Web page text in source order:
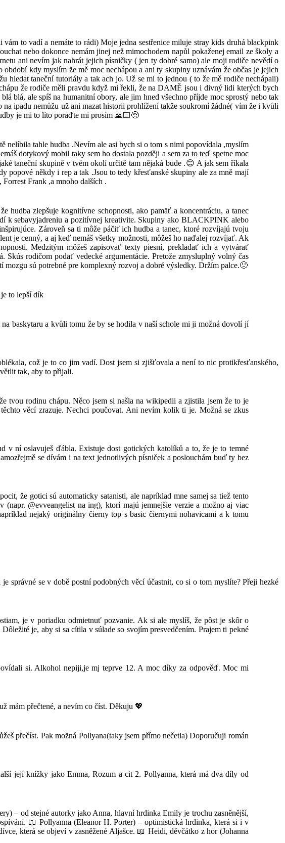
to vadí a nemáte to rádi) Moje jedna sestřenice miluje stray kids druhá blackpink
nebo dokonce nemám jinej než mimochodem napůl pokaženej email ze školy a
ani nevím jak nahrát jejich písničky ( jen ty dobré samo) ale moji rodiče nevědí o
kdy myslím že mě moc nechápou a ani ty skupiny uznávám že občas je jejich
hledat taneční tutoriály a tak ach jo. Už se mi to jednou ( to že mě rodiče nechápali)
že rodiče měli pravdu když mi řekli, že na DAMĚ jsou i divný lidi kterých bych
blá, ale spíš na humanitní obory, ale jim hned všechno příjde moc sprostý nebo tak
ipadu nemůžu už ani mazat historii prohlížení takže soukromí žádné( vím že i kvůli
je mi to líto poraďte mi prosím 🙏🏻🥺
nelíbila tahle hudba .Nevím ale asi bych si o tom s nimi popovídala ,myslím
dotykový mobil taky sem ho dostala později a sem za to teď spetne moc
taneční skupině v tvém okolí určitě tam nějaká bude .😊 A jak sem říkala
popové někdy i rep a tak .Jsou to tedy křesťanské skupiny ale za mně mají
Frank ,a mnoho dalších .
hudba zlepšuje kognitívne schopnosti, ako pamäť a koncentráciu, a tanec
k sebavyjadreniu a pozitívnej kreativite. Skupiny ako BLACKPINK alebo
Zároveň sa ti môže páčiť ich hudba a tanec, ktoré rozvíjajú tvoju
je cenný, a aj keď nemáš všetky možnosti, môžeš ho naďalej rozvíjať. Ak
Medzitým môžeš zapisovať texty piesní, prekladať ich a vytvárať
Skús rodičom podať vedecké argumentácie. Pretože zmysluplný volný čas
sú potrebné pre komplexný rozvoj a dobré výsledky. Držím palce.🙂
to lepší dík
baskytaru a kvůli tomu že by se hodila v naší schole mi ji možná dovolí jí
což je to co jim vadí. Dost jsem si zjišťovala a není to nic protikřesťanského,
tak, aby to přijali.
tvou rodinu chápu. Něco jsem si našla na wikipedii a zjistila jsem že to je
věcí zrazuje. Nechci poučovat. Ani nevím kolik ti je. Možná se zkus
v ní oslavuješ ďábla. Existuje dost gotických katolíků a to, že je to temné
se dívám i na text jednotlivých písniček a poslouchám buď ty bez
že gotici sú automaticky satanisti, ale napríklad mne samej sa tiež tento
@evveangelist na ing), ktorí majú jemnejšie verzie a možno aj viac
nejaký originálny čierny top s basic čiernymi nohavicami a k tomu
správné se v době postní podobných věcí účastnit, co si o tom myslíte? Přeji hezké
je v poriadku odmietnuť pozvanie. Ak si ale myslíš, že pôst je skôr o
je, aby si sa cítila v súlade so svojím presvedčením. Prajem ti pekné
si. Alkohol nepiji,je mj teprve 12. A moc díky za odpověď. Moc mi
mám přečtené, a nevím co číst. Děkuju 💖
přečíst. Pak možná Pollyana(taky jsem přímo nečetla) Doporučuji román
její knížky jako Emma, Rozum a cit 2. Pollyanna, která má dva díly od
– od stejné autorky jako Anna, hlavní hrdinka Emily je trochu zasněnější,
📖 Pollyanna (Eleanor H. Porter) – optimistická hrdinka, která si i v
která se objeví v zasněžené Aljašce. 📖 Heidi, děvčátko z hor (Johanna